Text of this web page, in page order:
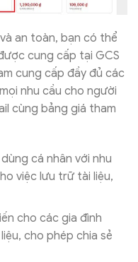
an toàn, bạn có thể
cung cấp tại GCS
cung cấp đầy đủ các
nhu cầu cho người
cùng bảng giá tham
cá nhân với nhu
việc lưu trữ tài liệu,
cho các gia đình
cho phép chia sẻ